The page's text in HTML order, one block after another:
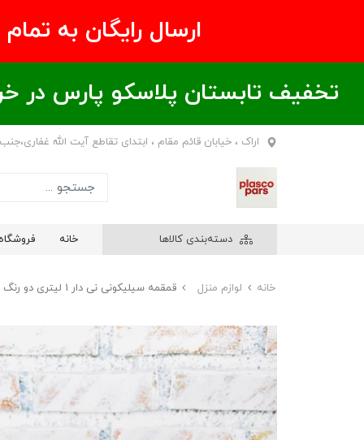
ارسال رایگان به تمام نقاط
تخفیف تابستان پلاسکو پارس در خریدهای بالای ۶00 هزار تومان /
اراک ، خیابان قائم مقام ، ابتدای تقاطع آیت الله
دسته‌بندی کالاها خانه فروشگاه
خانه لوازم منزل قمقمه سیلیکونی نی دار 1 لیتری دو رنگ